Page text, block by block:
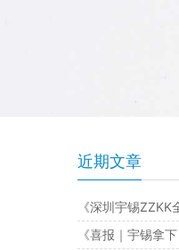
近期文章
《深圳宇锡ZZKK
《喜报｜宇锡拿